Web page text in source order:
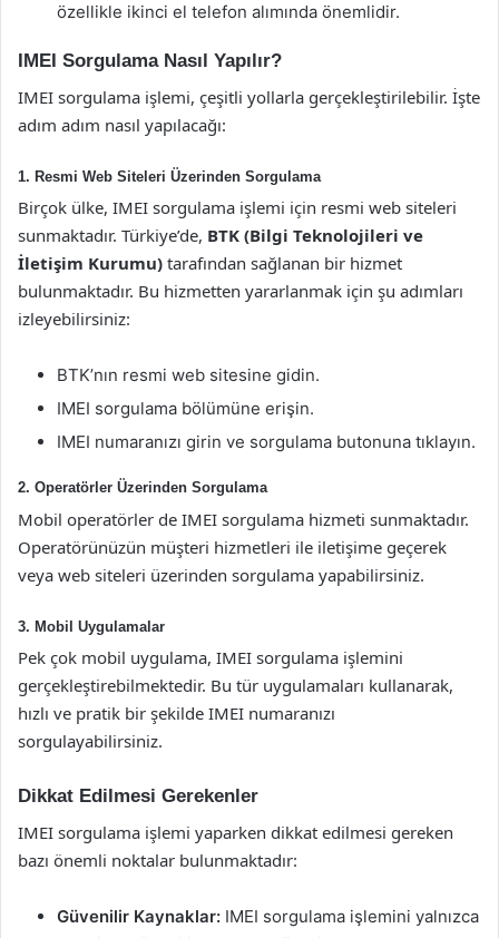
özellikle ikinci el telefon alımında önemlidir.
IMEI Sorgulama Nasıl Yapılır?
IMEI sorgulama işlemi, çeşitli yollarla gerçekleştirilebilir. İşte
adım adım nasıl yapılacağı:
1. Resmi Web Siteleri Üzerinden Sorgulama
Birçok ülke, IMEI sorgulama işlemi için resmi web siteleri
sunmaktadır. Türkiye’de, BTK (Bilgi Teknolojileri ve
İletişim Kurumu) tarafından sağlanan bir hizmet
bulunmaktadır. Bu hizmetten yararlanmak için şu adımları
izleyebilirsiniz:
BTK’nın resmi web sitesine gidin.
IMEI sorgulama bölümüne erişin.
IMEI numaranızı girin ve sorgulama butonuna tıklayın.
2. Operatörler Üzerinden Sorgulama
Mobil operatörler de IMEI sorgulama hizmeti sunmaktadır.
Operatörünüzün müşteri hizmetleri ile iletişime geçerek
veya web siteleri üzerinden sorgulama yapabilirsiniz.
3. Mobil Uygulamalar
Pek çok mobil uygulama, IMEI sorgulama işlemini
gerçekleştirebilmektedir. Bu tür uygulamaları kullanarak,
hızlı ve pratik bir şekilde IMEI numaranızı
sorgulayabilirsiniz.
Dikkat Edilmesi Gerekenler
IMEI sorgulama işlemi yaparken dikkat edilmesi gereken
bazı önemli noktalar bulunmaktadır:
Güvenilir Kaynaklar: IMEI sorgulama işlemini yalnızca